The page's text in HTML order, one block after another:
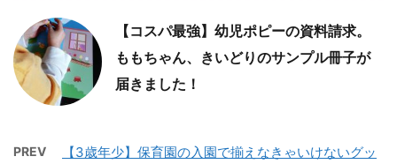
【コスパ最強】幼児ポピーの資料請求。
ももちゃん、きいどりのサンプル冊子が
届きました！
PREV
【3歳年少】保育園の入園で揃えなきゃいけないグッ